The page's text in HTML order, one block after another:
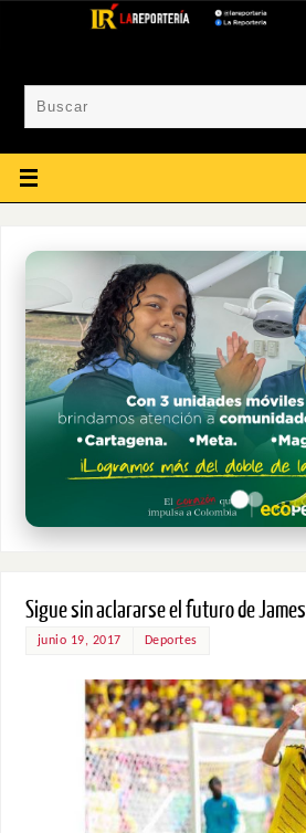
Sigue sin aclararse el futuro de James
junio 19, 2017 Deportes